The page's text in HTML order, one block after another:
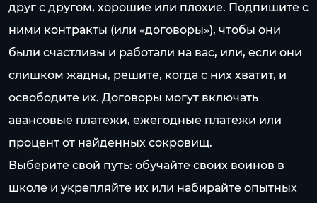
друг с другом, хорошие или плохие. Подпишите с
ними контракты (или «договоры»), чтобы они
были счастливы и работали на вас, или, если они
слишком жадны, решите, когда с них хватит, и
освободите их. Договоры могут включать
авансовые платежи, ежегодные платежи или
процент от найденных сокровищ.
Выберите свой путь: обучайте своих воинов в
школе и укрепляйте их или набирайте опытных